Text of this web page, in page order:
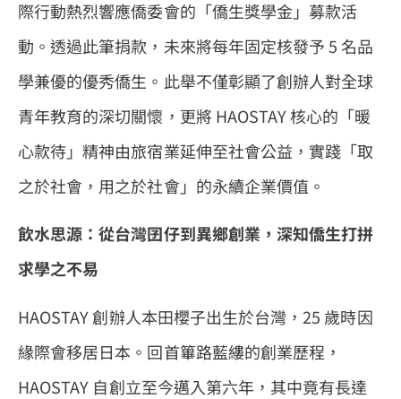
際行動熱烈響應僑委會的「僑生獎學金」募款活
動。透過此筆捐款，未來將每年固定核發予 5 名品
學兼優的優秀僑生。此舉不僅彰顯了創辦人對全球
青年教育的深切關懷，更將 HAOSTAY 核心的「暖
心款待」精神由旅宿業延伸至社會公益，實踐「取
之於社會，用之於社會」的永續企業價值。
飲水思源：從台灣囝仔到異鄉創業，深知僑生打拼
求學之不易
HAOSTAY 創辦人本田櫻子出生於台灣，25 歲時因
緣際會移居日本。回首篳路藍縷的創業歷程，
HAOSTAY 自創立至今邁入第六年，其中竟有長達